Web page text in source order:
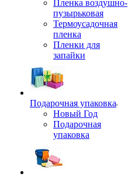
Пленка воздушно-
пузырьковая
Термоусадочная
пленка
Пленки для
запайки
Подарочная упаковка
Новый Год
Подарочная
упаковка